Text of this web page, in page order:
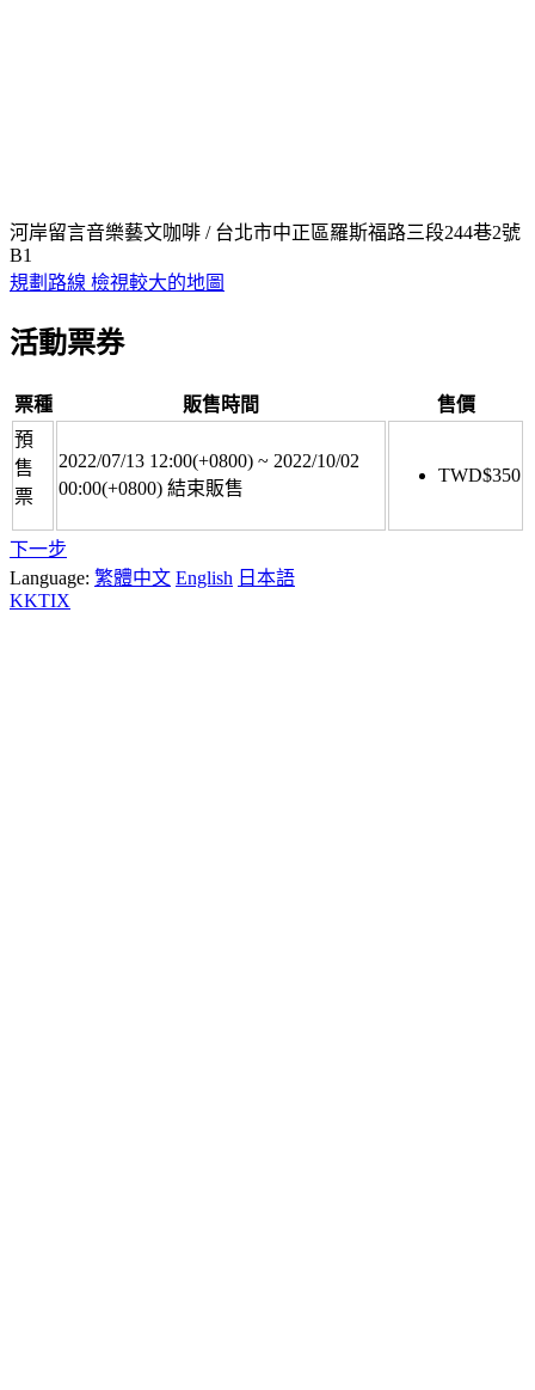
河岸留言音樂藝文咖啡 / 台北市中正區羅斯福路三段244巷2號
B1
規劃路線 檢視較大的地圖
活動票券
票種 販售時間
售價
預
售
票
2022/07/13 12:00(+0800) ~ 2022/10/02
00:00(+0800) 結束販售
TWD$350
下一步
Language: 繁體中文 English 日本語
KKTIX